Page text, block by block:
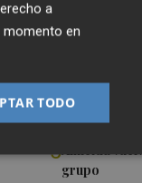
3 El Valencia
4El 'Trofeu
5Almeida
grupo
a
momento en
TODO